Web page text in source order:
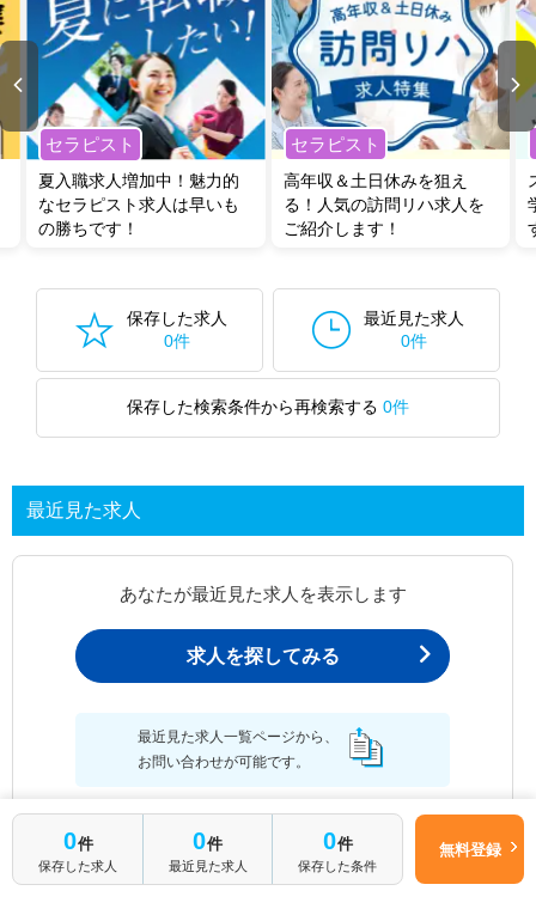
セラピスト
夏入職求人増加中！魅力的
なセラピスト求人は早いも
の勝ちです！
セラピスト
高年収＆土日休みを狙え
る！人気の訪問リハ求人を
ご紹介します！
保存した求人
0件
最近見た求人
0件
保存した検索条件から再検索する 0件
最近見た求人
あなたが最近見た求人を表示します
求人を探してみる
最近見た求人一覧ページから、
お問い合わせが可能です。
最近見た求人一覧
0件
保存した求人
0件
最近見た求人
0件
保存した条件
無料登録